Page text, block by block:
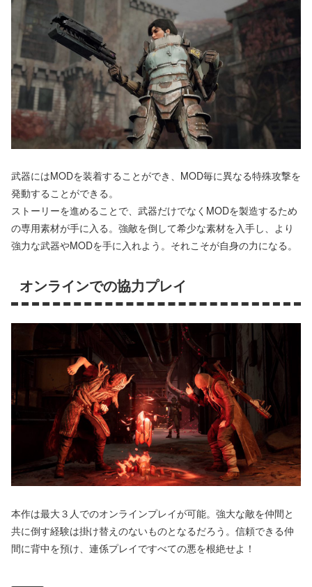
武器にはMODを装着することができ、MOD毎に異なる特殊攻撃を
発動することができる。
ストーリーを進めることで、武器だけでなくMODを製造するため
の専用素材が手に入る。強敵を倒して希少な素材を入手し、より
強力な武器やMODを手に入れよう。それこそが自身の力になる。
オンラインでの協力プレイ
本作は最大３人でのオンラインプレイが可能。強大な敵を仲間と
共に倒す経験は掛け替えのないものとなるだろう。信頼できる仲
間に背中を預け、連係プレイですべての悪を根絶せよ！